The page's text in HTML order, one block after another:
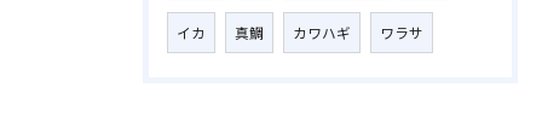
イカ 真鯛 カワハギ ワラサ